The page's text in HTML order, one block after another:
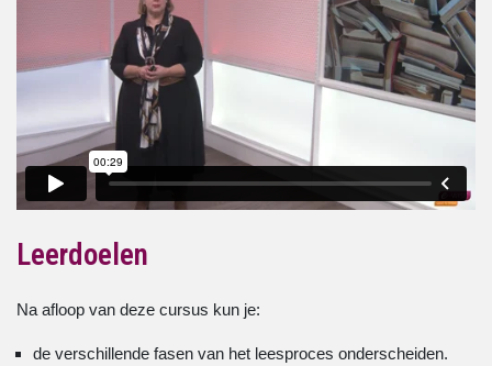
Leerdoelen
Na afloop van deze cursus kun je:
de verschillende fasen van het leesproces onderscheiden.